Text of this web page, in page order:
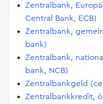
Zentralbank,
Central Bank, ECB)
Zentralbank,
bank)
Zentralbank,
bank, NCB)
Zentralbankgeld
Zentralbankkredit,